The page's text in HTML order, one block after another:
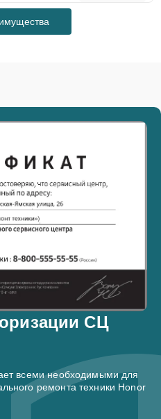
СЦ
всеми необходимыми для
ремонта техники Honor